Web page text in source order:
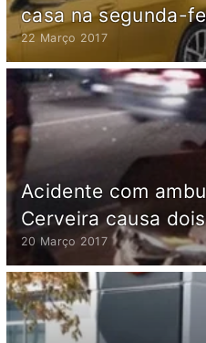
casa na segunda-
22 Março 2017
Acidente com
Cerveira causa
20 Março 2017